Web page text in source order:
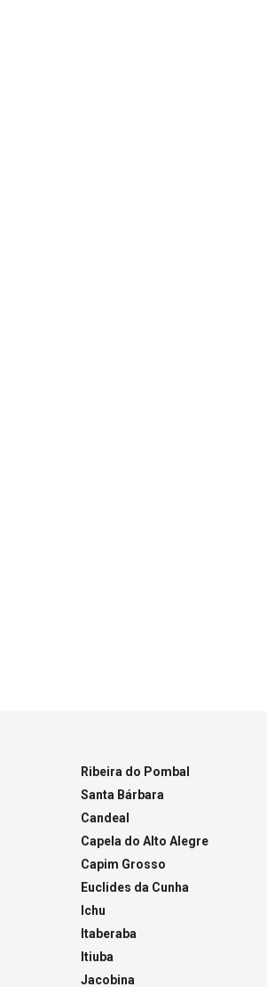
Ribeira do Pombal
Santa Bárbara
Candeal
Capela do Alto Alegre
Capim Grosso
Euclides da Cunha
Ichu
Itaberaba
Itiuba
Jacobina